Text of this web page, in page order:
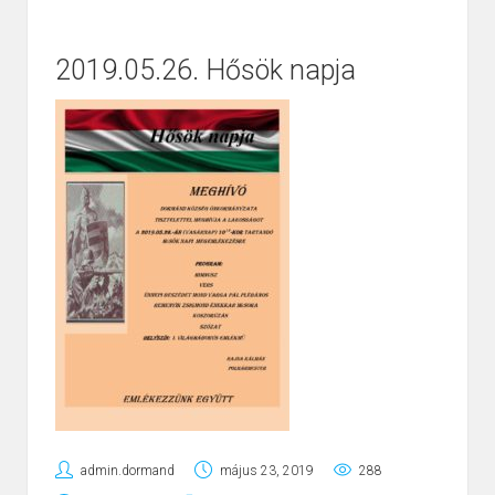
2019.05.26. Hősök napja
admin.dormand május 23, 2019 288